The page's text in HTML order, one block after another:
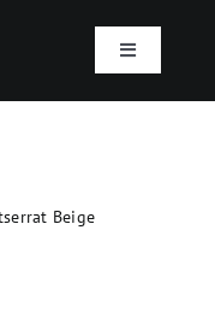
Toggle
Beige